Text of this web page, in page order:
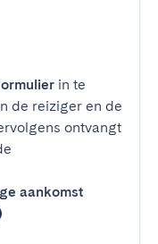
in te
de reiziger en de
ontvangt
aankomst